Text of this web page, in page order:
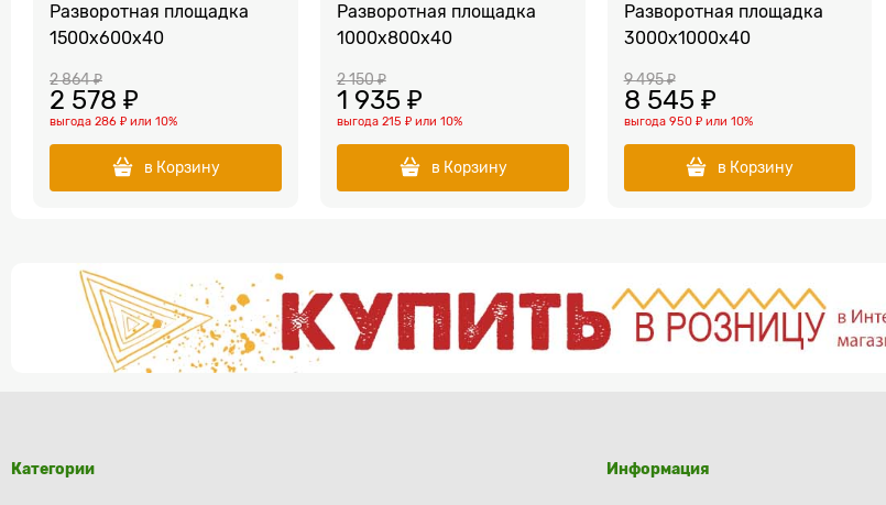
Разворотная площадка
1500х600х40
2 864 ₽
2 578 ₽
выгода 286 ₽ или 10%
в Корзину
Разворотная площадка
1000х800х40
2 150 ₽
1 935 ₽
выгода 215 ₽или 10%
в Корзину
Разворотная площадка
3000х1000х40
9 495 ₽
8 545 ₽
выгода 950 ₽или 10%
в Корзину
Категории Информация